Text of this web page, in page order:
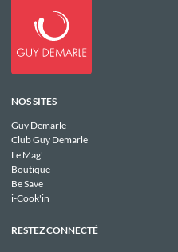
NOS SITES
Guy Demarle
Club Guy Demarle
Le Mag'
Boutique
Be Save
i-Cook'in
RESTEZ CONNECTÉ